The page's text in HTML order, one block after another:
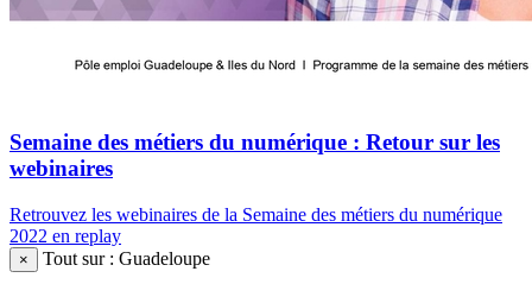
Semaine des métiers du numérique : Retour sur les
webinaires
Retrouvez les webinaires de la Semaine des métiers du numérique
2022 en replay
× Tout sur : Guadeloupe